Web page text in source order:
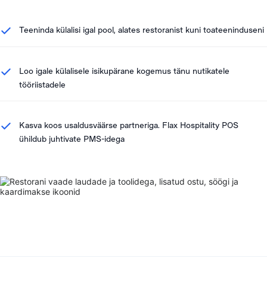
Teeninda külalisi igal pool, alates restoranist kuni toateeninduseni
Loo igale külalisele isikupärane kogemus tänu nutikatele
tööriistadele
Kasva koos usaldusväärse partneriga. Flax Hospitality POS
ühildub juhtivate PMS-idega